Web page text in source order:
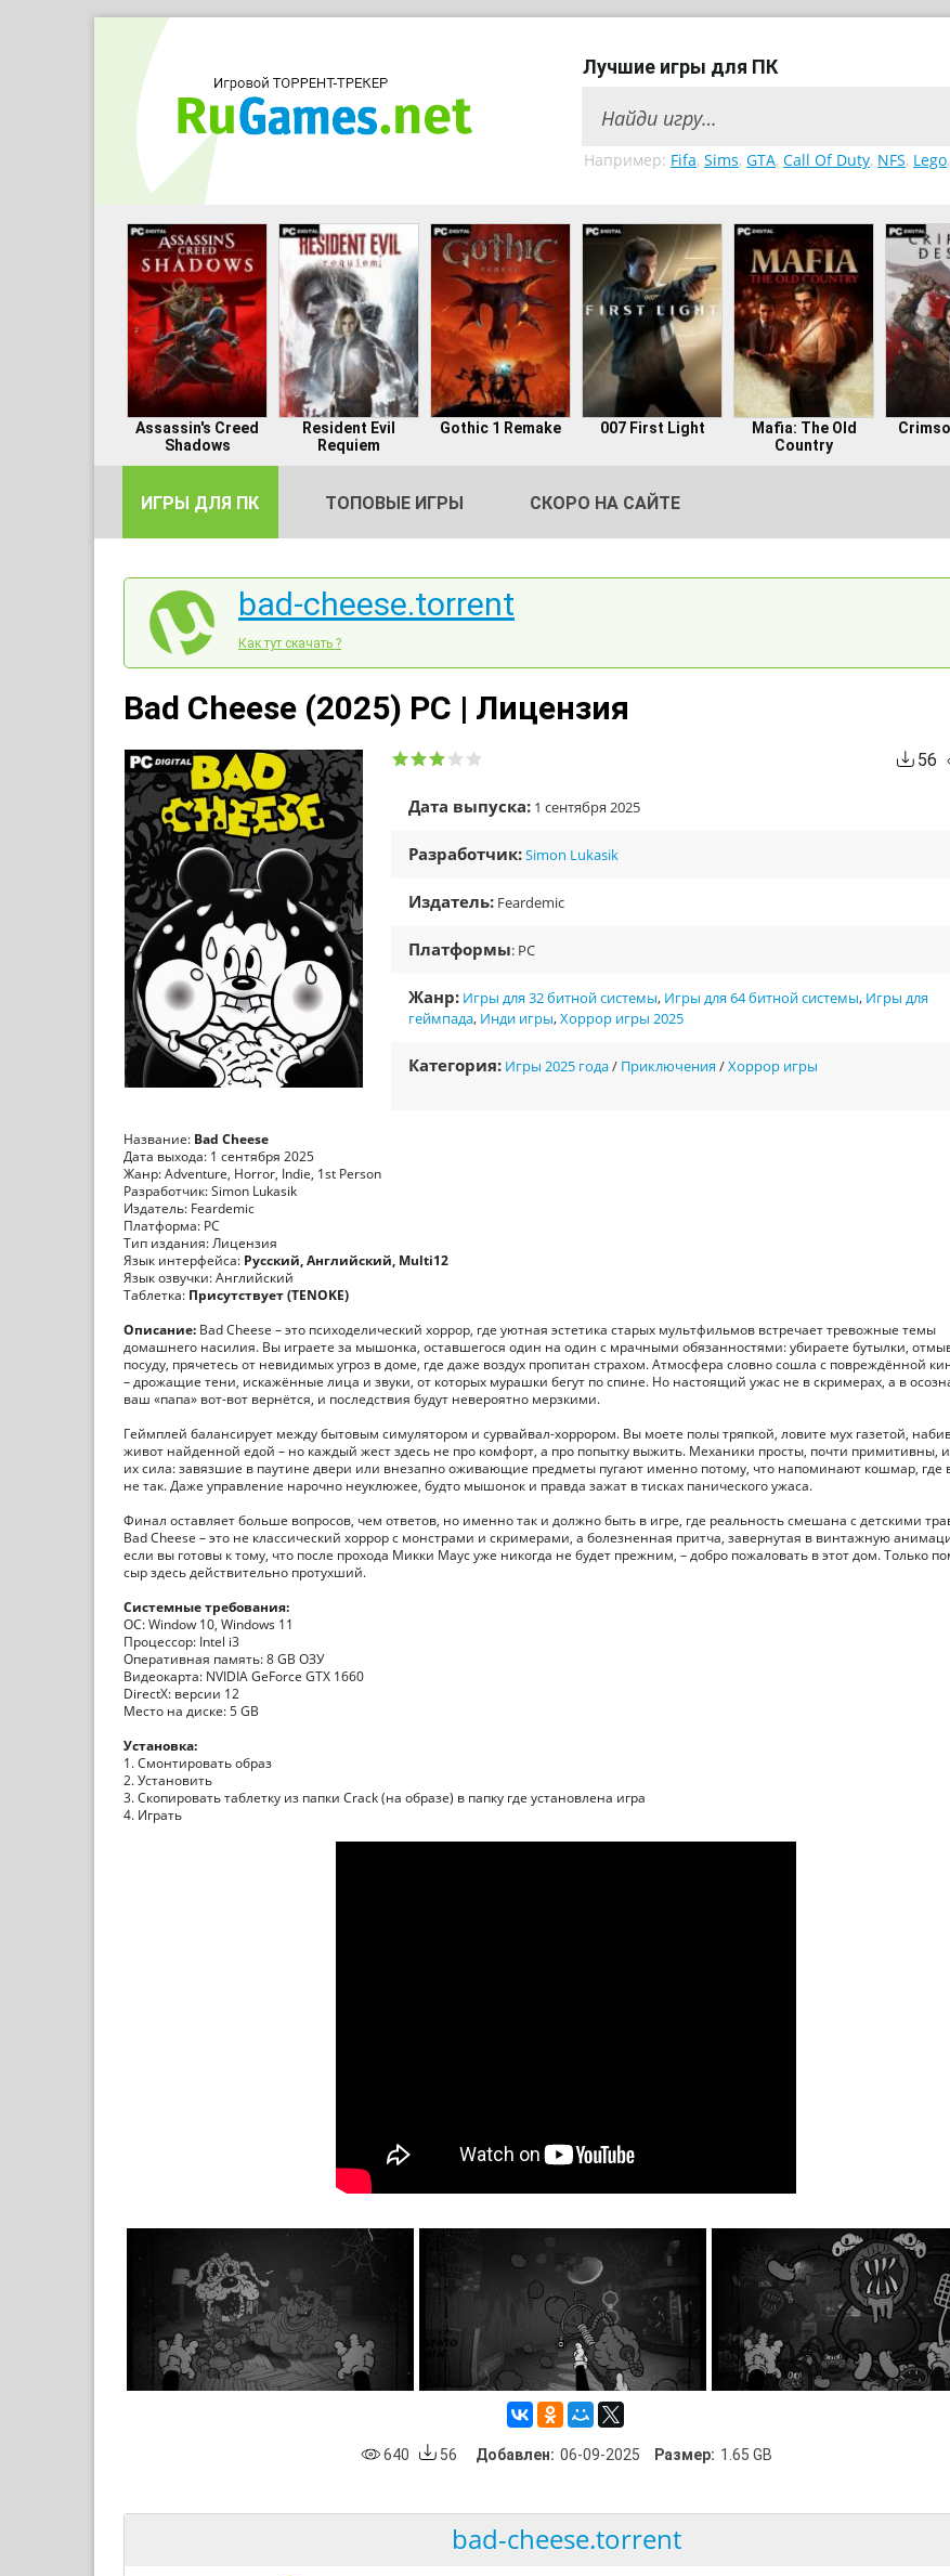
Лучшие игры для ПК
Например: Fifa, Sims, GTA, Call Of Duty, NFS, Lego,
Assassin's Creed
Shadows
Resident Evil
Requiem
Gothic 1 Remake 007 First Light
Mafia: The Old
Country
ИГРЫ ДЛЯ ПК ТОПОВЫЕ ИГРЫ СКОРО НА САЙТЕ
bad-cheese.torrent
Как тут скачать ?
Bad Cheese (2025) PC | Лицензия
56
Дата выпуска: 1 сентября 2025
Разработчик:Simon Lukasik
Издатель: Feardemic
Платформы: PC
Жанр: Игры для 32 битной системы, Игры для 64 битной системы, Игры для
геймпада, Инди игры,Хоррор игры 2025
Категория: Игры 2025 года/ Приключения/Хоррор игры
Название: Bad Cheese
Дата выхода: 1 сентября 2025
Жанр: Adventure, Horror, Indie, 1st Person
Разработчик: Simon Lukasik
Издатель: Feardemic
Платформа: PC
Тип издания: Лицензия
Язык интерфейса: Русский, Английский, Multi12
Язык озвучки: Английский
Таблетка: Присутствует (TENOKE)
Описание: Bad Cheese – это психоделический хоррор, где уютная эстетика старых мультфильмов встречает тревожные темы
домашнего насилия. Вы играете за мышонка, оставшегося один на один с мрачными обязанностями: убираете бутылки,
посуду, прячетесь от невидимых угроз в доме, где даже воздух пропитан страхом. Атмосфера словно сошла с повреждённой
– дрожащие тени, искажённые лица и звуки, от которых мурашки бегут по спине. Но настоящий ужас не в скримерах, а в
ваш «папа» вот-вот вернётся, и последствия будут невероятно мерзкими.
Геймплей балансирует между бытовым симулятором и сурвайвал-хоррором. Вы моете полы тряпкой, ловите мух газетой,
живот найденной едой – но каждый жест здесь не про комфорт, а про попытку выжить. Механики просты, почти примитивны,
их сила: завязшие в паутине двери или внезапно оживающие предметы пугают именно потому, что напоминают кошмар, где
не так. Даже управление нарочно неуклюжее, будто мышонок и правда зажат в тисках панического ужаса.
Финал оставляет больше вопросов, чем ответов, но именно так и должно быть в игре, где реальность смешана с детскими
Bad Cheese – это не классический хоррор с монстрами и скримерами, а болезненная притча, завернутая в винтажную
если вы готовы к тому, что после прохода Микки Маус уже никогда не будет прежним, – добро пожаловать в этот дом. Только
сыр здесь действительно протухший.
Системные требования:
ОС: Window 10, Windows 11
Процессор: Intel i3
Оперативная память: 8 GB ОЗУ
Видеокарта: NVIDIA GeForce GTX 1660
DirectX: версии 12
Место на диске: 5 GB
Установка:
1. Смонтировать образ
2. Установить
3. Скопировать таблетку из папки Crack (на образе) в папку где установлена игра
4. Играть
640 56 Добавлен: 06-09-2025 Размер: 1.65 GB
bad-cheese.torrent